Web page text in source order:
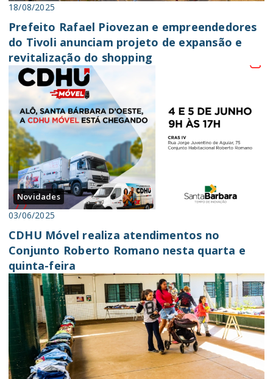
18/08/2025
Prefeito Rafael Piovezan e empreendedores
do Tivoli anunciam projeto de expansão e
revitalização do shopping
Novidades
03/06/2025
CDHU Móvel realiza atendimentos no
Conjunto Roberto Romano nesta quarta e
quinta-feira